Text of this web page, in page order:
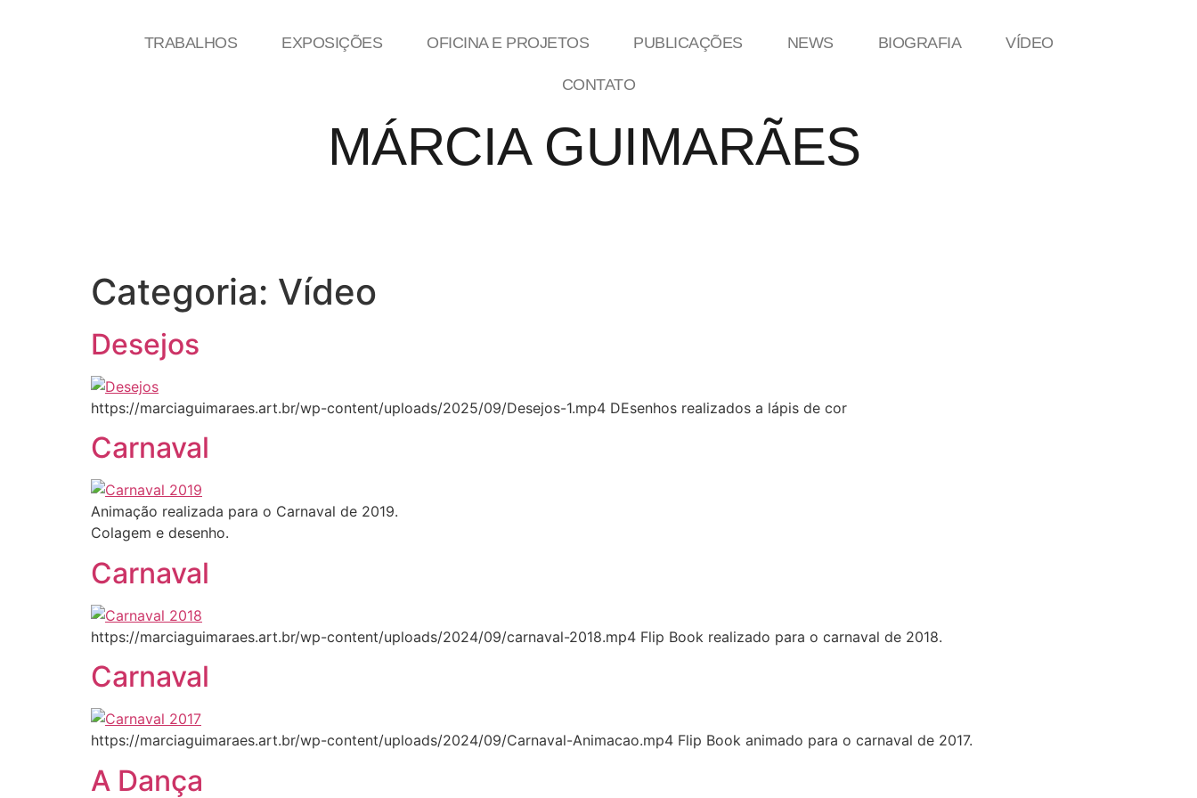
TRABALHOS EXPOSIÇÕES OFICINA E PROJETOS PUBLICAÇÕES NEWS BIOGRAFIA VÍDEO
CONTATO
MÁRCIA GUIMARÃES
Categoria: Vídeo
Desejos
https://marciaguimaraes.art.br/wp-content/uploads/2025/09/Desejos-1.mp4 DEsenhos realizados a lápis de cor
Carnaval
Animação realizada para o Carnaval de 2019.
Colagem e desenho.
Carnaval
https://marciaguimaraes.art.br/wp-content/uploads/2024/09/carnaval-2018.mp4 Flip Book realizado para o carnaval de 2018.
Carnaval
https://marciaguimaraes.art.br/wp-content/uploads/2024/09/Carnaval-Animacao.mp4 Flip Book animado para o carnaval de 2017.
A Dança